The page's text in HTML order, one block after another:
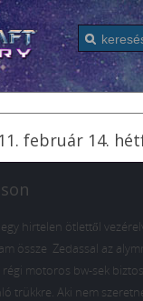
február 14.
hirtelen ötlettől
össze Zedassal az
motoros bw-sek
trükkre. Aki nem